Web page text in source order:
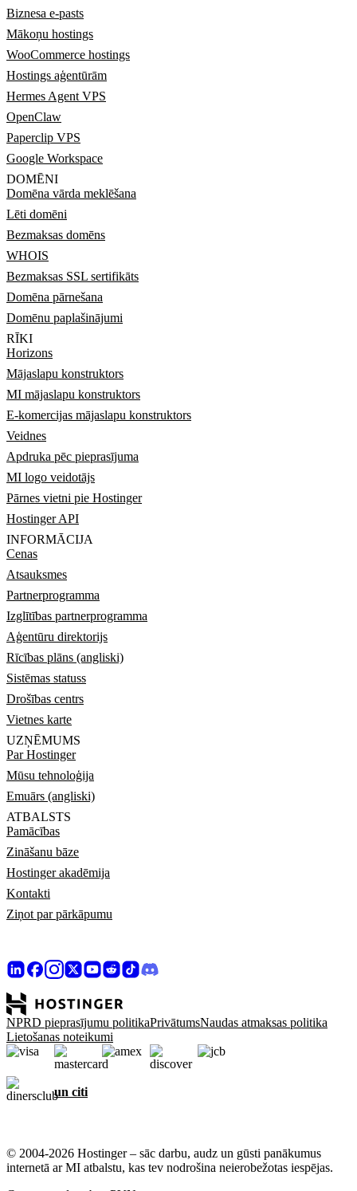
Biznesa e-pasts
Mākoņu hostings
WooCommerce hostings
Hostings aģentūrām
Hermes Agent VPS
OpenClaw
Paperclip VPS
Google Workspace
DOMĒNI
Domēna vārda meklēšana
Lēti domēni
Bezmaksas domēns
WHOIS
Bezmaksas SSL sertifikāts
Domēna pārnešana
Domēnu paplašinājumi
RĪKI
Horizons
Mājaslapu konstruktors
MI mājaslapu konstruktors
E-komercijas mājaslapu konstruktors
Veidnes
Apdruka pēc pieprasījuma
MI logo veidotājs
Pārnes vietni pie Hostinger
Hostinger API
INFORMĀCIJA
Cenas
Atsauksmes
Partnerprogramma
Izglītības partnerprogramma
Aģentūru direktorijs
Rīcības plāns (angliski)
Sistēmas statuss
Drošības centrs
Vietnes karte
UZŅĒMUMS
Par Hostinger
Mūsu tehnoloģija
Emuārs (angliski)
ATBALSTS
Pamācības
Zināšanu bāze
Hostinger akadēmija
Kontakti
Ziņot par pārkāpumu
NPRD pieprasījumu politikaPrivātumsNaudas atmaksas politika
Lietošanas noteikumi
un citi
© 2004-2026 Hostinger – sāc darbu, audz un gūsti panākumus
internetā ar MI atbalstu, kas tev nodrošina neierobežotas iespējas.